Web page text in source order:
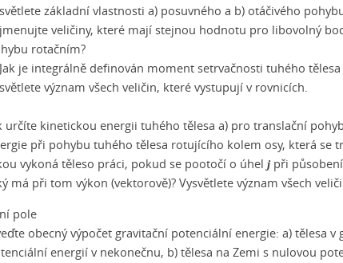
základní vlastnosti a) posuvného a b) otáčivého
veličiny, které mají stejnou hodnotu pro libovolný
rotačním?
je integrálně definován moment setrvačnosti tuhého
význam všech veličin, které vystupují v rovnicích.
určíte kinetickou energii tuhého tělesa a) pro translační
při pohybu tuhého tělesa rotujícího kolem osy, která se
vykoná těleso práci, pokud se pootočí o úhel j při
má při tom výkon (vektorově)? Vysvětlete význam všech
pole
obecný výpočet gravitační potenciální energie: a) tělesa
energií v nekonečnu, b) tělesa na Zemi s nulovou